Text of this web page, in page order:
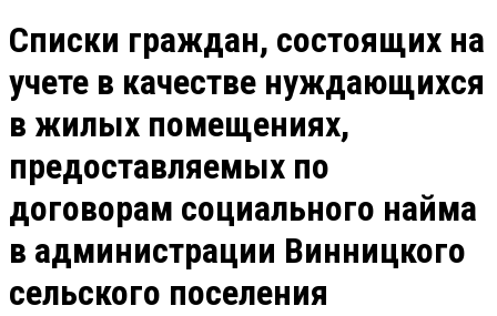
Списки граждан, состоящих на
учете в качестве нуждающихся
в жилых помещениях,
предоставляемых по
договорам социального найма
в администрации Винницкого
сельского поселения